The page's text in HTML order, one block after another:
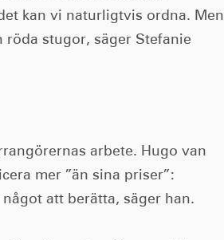
kan vi naturligtvis ordna. Men
stugor, säger Stefanie
arbete. Hugo van
mer ”än sina priser”:
att berätta, säger han.